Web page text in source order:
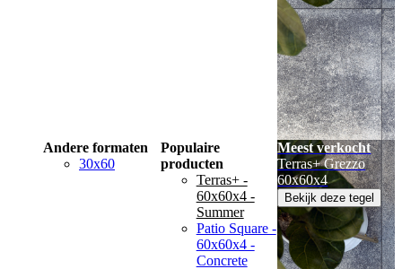
Andere formaten
30x60
Populaire
producten
Terras+ -
60x60x4 -
Summer
Patio Square -
60x60x4 -
Concrete
Meest verkocht
Terras+ Grezzo
60x60x4
Bekijk deze tegel